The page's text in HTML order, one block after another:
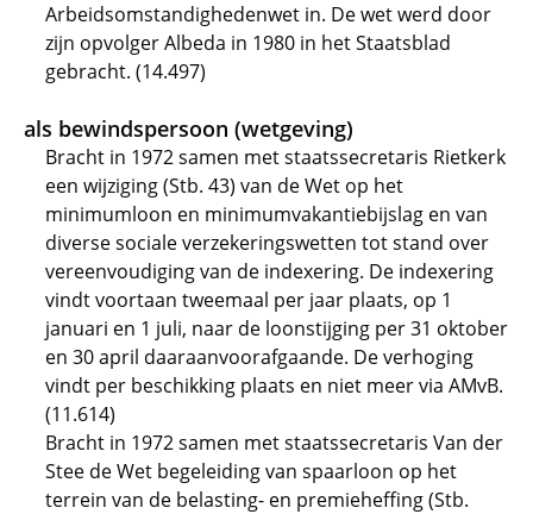
Arbeidsomstandighedenwet in. De wet werd door
zijn opvolger Albeda in 1980 in het Staatsblad
gebracht. (14.497)
als bewindspersoon (wetgeving)
Bracht in 1972 samen met staatssecretaris Rietkerk
een wijziging (Stb. 43) van de Wet op het
minimumloon en minimumvakantiebijslag en van
diverse sociale verzekeringswetten tot stand over
vereenvoudiging van de indexering. De indexering
vindt voortaan tweemaal per jaar plaats, op 1
januari en 1 juli, naar de loonstijging per 31 oktober
en 30 april daaraanvoorafgaande. De verhoging
vindt per beschikking plaats en niet meer via AMvB.
(11.614)
Bracht in 1972 samen met staatssecretaris Van der
Stee de Wet begeleiding van spaarloon op het
terrein van de belasting- en premieheffing (Stb.